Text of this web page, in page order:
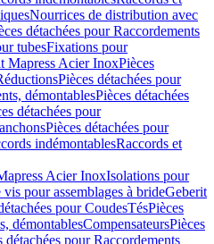
Nourrices de distribution avec
détachées pour Raccordements
tubesFixations pour
Mapress Acier InoxPièces
Pièces détachées pour
démontablesPièces détachées
détachées pour
Pièces détachées pour
indémontablesRaccords et
Acier InoxIsolations pour
vis pour assemblages à brideGeberit
pour CoudesTésPièces
démontablesCompensateursPièces
détachées pour Raccordements